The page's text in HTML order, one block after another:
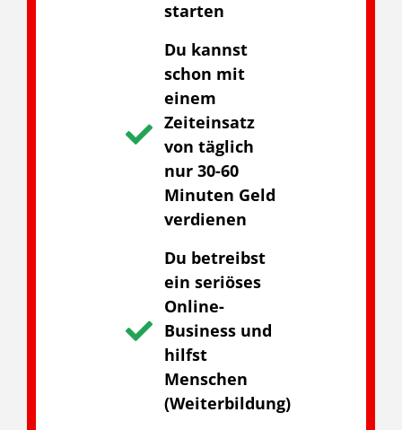
starten
Du kannst
schon mit
einem
Zeiteinsatz
von täglich
nur 30-60
Minuten Geld
verdienen
Du betreibst
ein seriöses
Online-
Business und
hilfst
Menschen
(Weiterbildung)